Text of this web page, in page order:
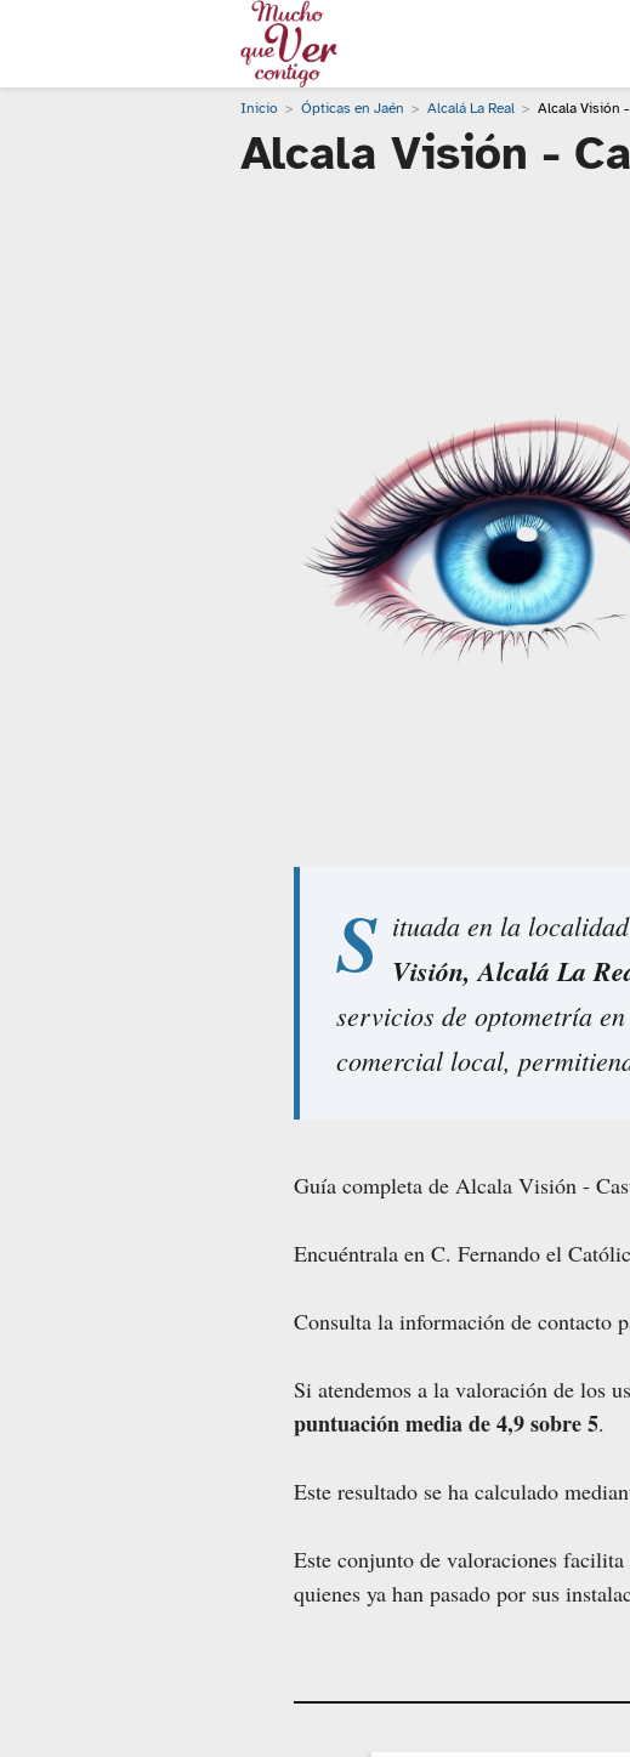
Inicio Ópticas en Jaén Alcalá La Real Alcala Visión
Alcala Visión -
S ituada en la
Visión, Alcalá La
servicios de optometría
comercial local,
Guía completa de Alcala Visión -
Encuéntrala en C. Fernando el
Consulta la información de contacto
Si atendemos a la valoración de los
puntuación media de 4,9 sobre 5.
Este resultado se ha calculado
Este conjunto de valoraciones
quienes ya han pasado por sus